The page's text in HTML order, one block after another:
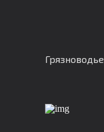
Грязноводье